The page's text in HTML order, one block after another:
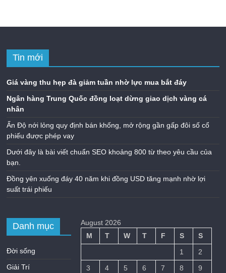
Tin mới
Giá vàng thu hẹp đà giảm tuần nhờ lực mua bắt đáy
Ngân hàng Trung Quốc đồng loạt dừng giao dịch vàng cá
nhân
Ấn Độ nới lỏng quy định bán khống, mở rộng gần gấp đôi số cổ
phiếu được phép vay
Dưới đây là bài viết chuẩn SEO khoảng 800 từ theo yêu cầu của
bạn.
Đồng yên xuống đáy 40 năm khi đồng USD tăng mạnh nhờ lợi
suất trái phiếu
Danh mục
Đời sống
Giải Trí
August 2026
M
T W T F S
S
1
2
3
4 5 6 7 8
9